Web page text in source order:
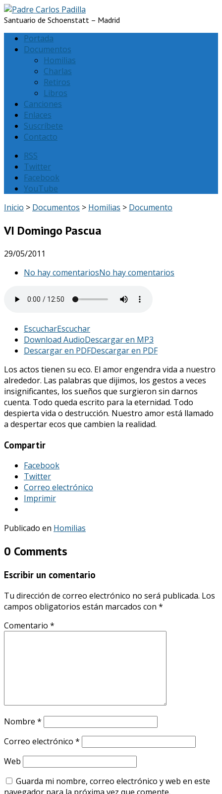
Santuario de Schoenstatt – Madrid
Portada
Documentos
Homilias
Charlas
Retiros
Libros
Canciones
Enlaces
Suscríbete
Contacto
RSS
Twitter
Facebook
YouTube
Inicio > Documentos > Homilias > Documento
VI Domingo Pascua
29/05/2011
No hay comentariosNo hay comentarios
EscucharEscuchar
Download AudioDescargar en MP3
Descargar en PDFDescargar en PDF
Los actos tienen su eco. El amor engendra vida a nuestro
alrededor. Las palabras que dijimos, los gestos a veces
insignificantes, los sueños que surgieron sin darnos
cuenta. Todo queda escrito para la eternidad. Todo
despierta vida o destrucción. Nuestro amor está llamado
a despertar ecos que cambien la realidad.
Compartir
Facebook
Twitter
Correo electrónico
Imprimir
Publicado en Homilias
0 Comments
Escribir un comentario
Tu dirección de correo electrónico no será publicada. Los
campos obligatorios están marcados con *
Comentario *
Nombre *
Correo electrónico *
Web
Guarda mi nombre, correo electrónico y web en este